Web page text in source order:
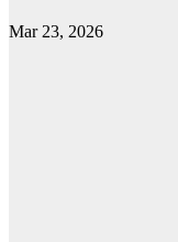
Mar 23, 2026